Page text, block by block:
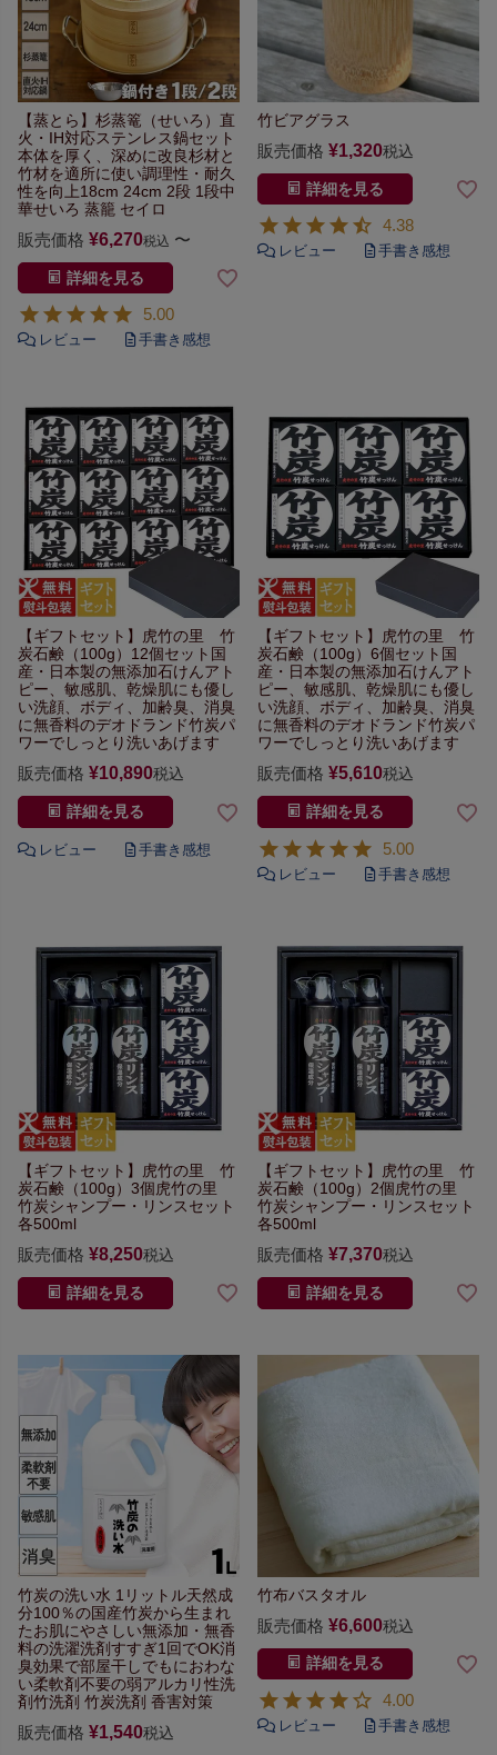
【蒸とら】杉蒸篭（せいろ） 直
火・IH対応ステンレス鍋セット
本体を厚く、深めに改良杉材と
竹材を適所に使い調理性・耐久
性を向上18cm 24cm 2段 1段中
華せいろ 蒸籠 セイロ
販売価格 ¥6,270税込 〜
詳細を見る
5.00
竹ビアグラス
販売価格 ¥1,320税込
詳細を見る
4.38
【ギフトセット】 虎竹の里 竹
炭石鹸（100g）12個セット 国
産・日本製の無添加石けんアト
ピー、敏感肌、乾燥肌にも優し
い洗顔、ボディ、加齢臭、 消臭
に無香料のデオドランド竹炭パ
ワーでしっとり洗いあげます
販売価格 ¥10,890税込
詳細を見る
【ギフトセット】 虎竹の里 竹
炭石鹸（100g）6個セット 国
産・日本製の無添加石けんアト
ピー、敏感肌、乾燥肌にも優し
い洗顔、ボディ、加齢臭、 消臭
に無香料のデオドランド竹炭パ
ワーでしっとり洗いあげます
販売価格 ¥5,610税込
詳細を見る
5.00
【ギフトセット】
虎竹の里 竹
炭石鹸（100g）3個虎竹の里
竹炭シャンプー・リンスセット
各500ml
販売価格 ¥8,250税込
詳細を見る
【ギフトセット】
虎竹の里 竹
炭石鹸（100g）2個虎竹の里
竹炭シャンプー・リンスセット
各500ml
販売価格 ¥7,370税込
詳細を見る
竹炭の洗い水 1リットル天然成
分100％の国産竹炭から生まれ
たお肌にやさしい無添加・無香
料の洗濯洗剤すすぎ1回でOK消
臭効果で部屋干しでもにおわな
い柔軟剤不要の弱アルカリ性洗
剤竹洗剤 竹炭洗剤 香害対策
販売価格 ¥1,540税込
竹布バスタオル
販売価格 ¥6,600税込
詳細を見る
4.00